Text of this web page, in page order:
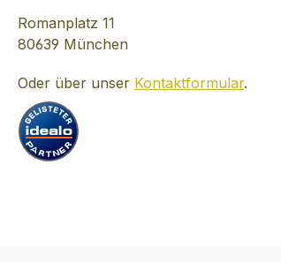
Romanplatz 11
80639 München
Oder über unser Kontaktformular.